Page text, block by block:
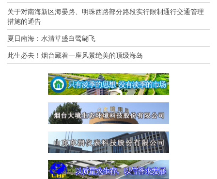
关于对南海新区海晏路、明珠西路部分路段实行限制通行交通管理
措施的通告
夏日南海：水清草盛白鹭翩飞
此生必去！烟台藏着一座风景绝美的顶级海岛